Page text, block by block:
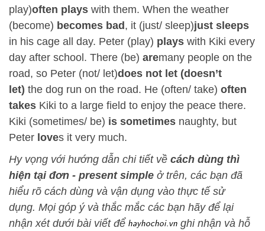
play)often plays with them. When the weather
(become) becomes bad , it (just/ sleep)just sleeps
in his cage all day. Peter (play) plays with Kiki every
day after school. There (be) aremany people on the
road, so Peter (not/ let)does not let (doesn’t
let) the dog run on the road. He (often/ take) often
takes Kiki to a large field to enjoy the peace there.
Kiki (sometimes/ be) is sometimes naughty, but
Peter loves it very much.
Hy vọng với hướng dẫn chi tiết về cách dùng thì
hiện tại đơn - present simple ở trên, các bạn đã
hiểu rõ cách dùng và vận dụng vào thực tế sử
dụng. Mọi góp ý và thắc mắc các bạn hãy để lại
nhận xét dưới bài viết để
ghi nhận và hỗ